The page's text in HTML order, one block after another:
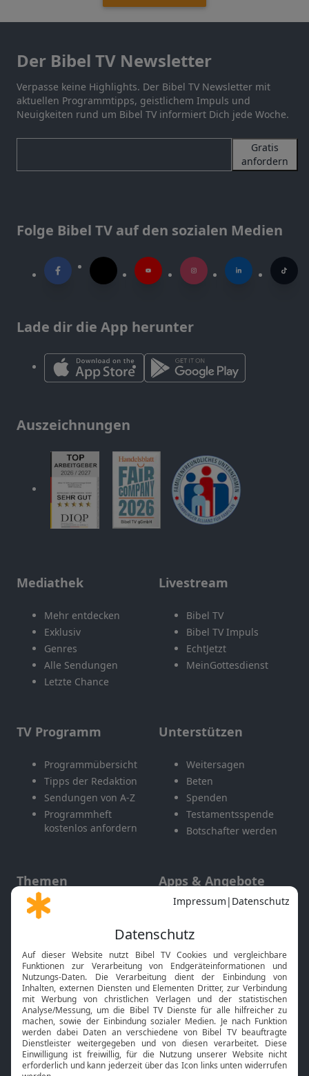
Der Bibel TV Newsletter
Verpasse keine Highlights. Der Bibel TV Newsletter mit
aktuellen Programmtipps, geistlichem Impuls und
Neuigkeiten rund um Bibel TV informiert Dich jede Woche.
Gratis
anfordern
Folge Bibel TV auf den sozialen Medien
Lade dir die App herunter
Auszeichnungen
Mediathek
Mehr entdecken
Exklusiv
Genres
Alle Sendungen
Letzte Chance
Livestream
Bibel TV
Bibel TV Impuls
EchtJetzt
MeinGottesdienst
TV Programm
Programmübersicht
Tipps der Redaktion
Sendungen von A-Z
Programmheft
kostenlos anfordern
Unterstützen
Weitersagen
Beten
Spenden
Testamentsspende
Botschafter werden
Themen
Gott und Bibel erklärt
Neuigkeiten
Apps & Angebote
Mobile App
Smart TV
HbbTV
Bibelthek Online-Bibel
Nächster Gottesdienst
Bibel TV Service